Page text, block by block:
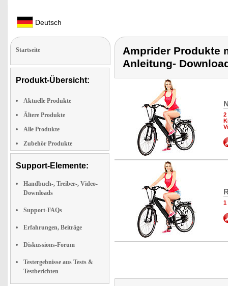
Deutsch
Startseite
Produkt-Übersicht:
Aktuelle Produkte
Ältere Produkte
Alle Produkte
Zubehör Produkte
Support-Elemente:
Handbuch-, Treiber-, Video-
Downloads
Support-FAQs
Erfahrungen, Beiträge
Diskussions-Forum
Testergebnisse aus Tests &
Testberichten
Amprider Produkte
Anleitung-
2
1